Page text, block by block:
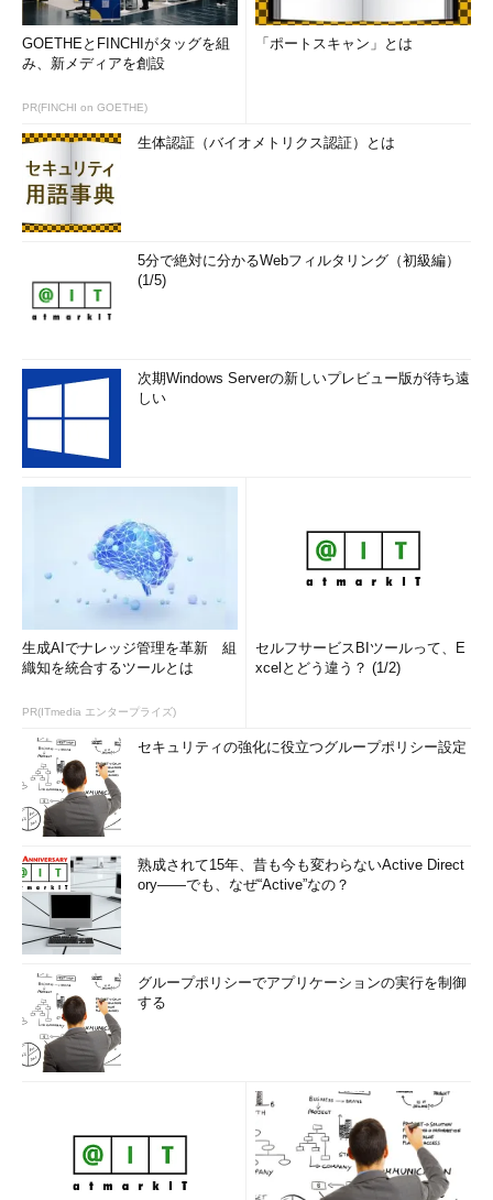
GOETHEとFINCHIがタッグを組
み、新メディアを創設
PR(FINCHI on GOETHE)
「ポートスキャン」とは
生体認証（バイオメトリクス認証）とは
5分で絶対に分かるWebフィルタリング（初級編）
(1/5)
次期Windows Serverの新しいプレビュー版が待ち遠
しい
生成AIでナレッジ管理を革新 組
織知を統合するツールとは
PR(ITmedia エンタープライズ)
セルフサービスBIツールって、E
xcelとどう違う？ (1/2)
セキュリティの強化に役立つグループポリシー設定
熟成されて15年、昔も今も変わらないActive Direct
ory――でも、なぜ“Active”なの？
グループポリシーでアプリケーションの実行を制御
する